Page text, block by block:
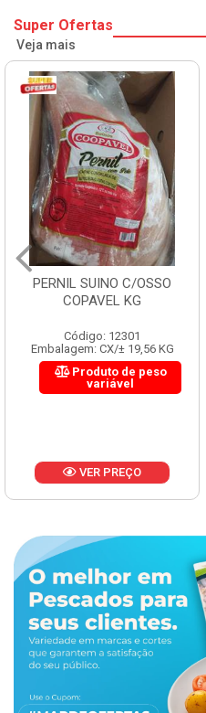
Super Ofertas
Veja mais
PERNIL SUINO C/OSSO
COPAVEL KG
Código: 12301
Embalagem: CX/± 19,56 KG
Produto de peso
variável
VER PREÇO